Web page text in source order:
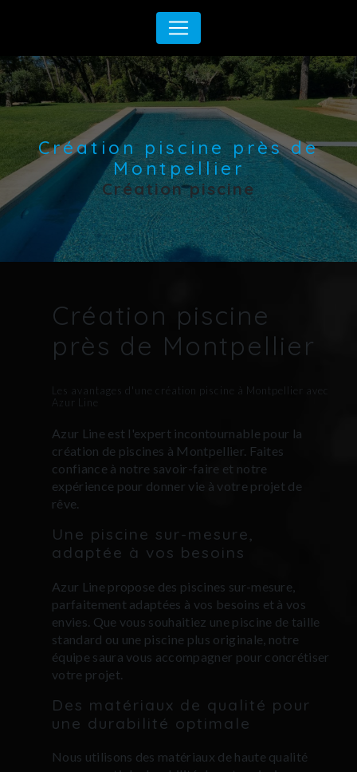
Création piscine près de
Montpellier
Création piscine
Création piscine
près de Montpellier
Les avantages d'une création piscine à Montpellier avec
Azur Line
Azur Line est l'expert incontournable pour la
création de piscines à Montpellier. Faites
confiance à notre savoir-faire et notre
expérience pour donner vie à votre projet de
rêve.
Une piscine sur-mesure,
adaptée à vos besoins
Azur Line propose des piscines sur-mesure,
parfaitement adaptées à vos besoins et à vos
envies. Que vous souhaitiez une piscine de taille
standard ou une piscine plus originale, notre
équipe saura vous accompagner pour concrétiser
votre projet.
Des matériaux de qualité pour
une durabilité optimale
Nous utilisons des matériaux de haute qualité
Panneau de gestion des cookies